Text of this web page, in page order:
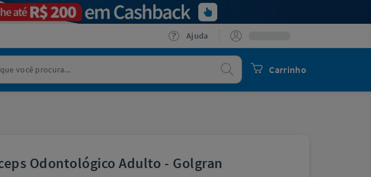
Ajuda
Carrinho
Procurar
Odontológico Adulto - Golgran